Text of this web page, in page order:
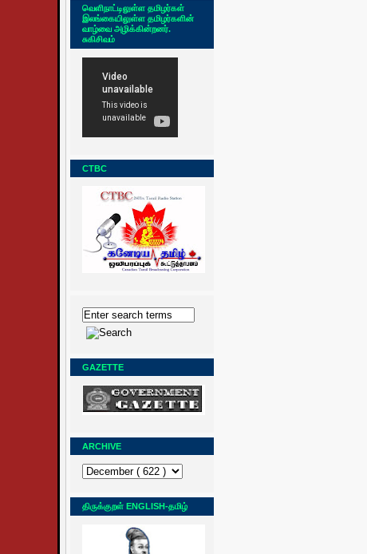
வெளிநாட்டிலுள்ள தமிழர்கள்
இலங்கையிலுள்ள தமிழர்களின்
வாழ்வை அழிக்கின்றனர்.
சுகிசிவம்
CTBC
GAZETTE
ARCHIVE
திருக்குறள் ENGLISH-தமிழ்